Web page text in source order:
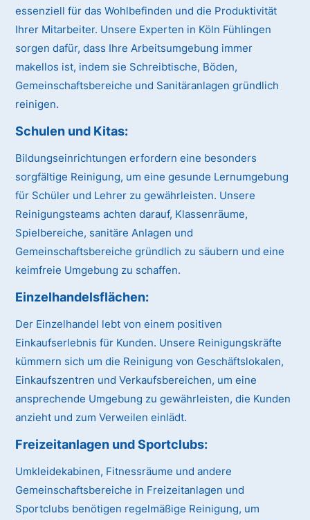
essenziell für das Wohlbefinden und die Produktivität
Ihrer Mitarbeiter. Unsere Experten in Köln Fühlingen
sorgen dafür, dass Ihre Arbeitsumgebung immer
makellos ist, indem sie Schreibtische, Böden,
Gemeinschaftsbereiche und Sanitäranlagen gründlich
reinigen.
Schulen und Kitas:
Bildungseinrichtungen erfordern eine besonders
sorgfältige Reinigung, um eine gesunde Lernumgebung
für Schüler und Lehrer zu gewährleisten. Unsere
Reinigungsteams achten darauf, Klassenräume,
Spielbereiche, sanitäre Anlagen und
Gemeinschaftsbereiche gründlich zu säubern und eine
keimfreie Umgebung zu schaffen.
Einzelhandelsflächen:
Der Einzelhandel lebt von einem positiven
Einkaufserlebnis für Kunden. Unsere Reinigungskräfte
kümmern sich um die Reinigung von Geschäftslokalen,
Einkaufszentren und Verkaufsbereichen, um eine
ansprechende Umgebung zu gewährleisten, die Kunden
anzieht und zum Verweilen einlädt.
Freizeitanlagen und Sportclubs:
Umkleidekabinen, Fitnessräume und andere
Gemeinschaftsbereiche in Freizeitanlagen und
Sportclubs benötigen regelmäßige Reinigung, um